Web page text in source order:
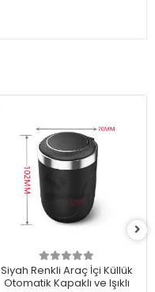
Siyah Renkli Araç İçi Küllük
Otomatik Kapaklı ve Işıklı